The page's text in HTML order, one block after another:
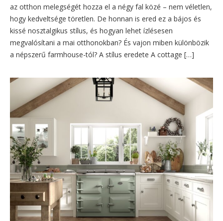
az otthon melegségét hozza el a négy fal közé – nem véletlen,
hogy kedveltsége töretlen. De honnan is ered ez a bájos és
kissé nosztalgikus stílus, és hogyan lehet ízlésesen
megvalósítani a mai otthonokban? És vajon miben különbözik
a népszerű farmhouse-tól? A stílus eredete A cottage […]